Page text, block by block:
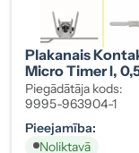
Plakanais
Micro Timer I,
Mm² 63904-1
Piegādātāja kods:
9995-963904-1
Pieejamība:
Noliktavā